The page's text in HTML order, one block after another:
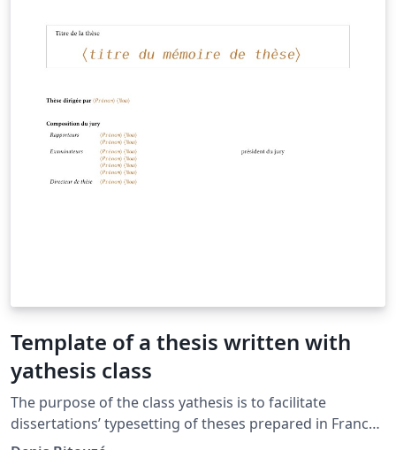
Template of a thesis written with
yathesis class
The purpose of the class yathesis is to facilitate
dissertations’ typesetting of theses prepared in France,
whatever disciplines and institutes. It implements most